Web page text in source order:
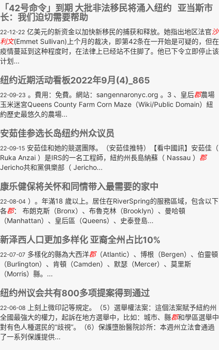
「42号命令」到期 大批非法移民将涌入纽约 亚当斯市
长：我们迫切需要帮助
22-12-22 亿美元的新资金以加快新移民的捕获和释放。她指出地区法官沙
利文(Emmet Sullivan)上个月的裁决，即第42条在一开始是可疑的，但在
疫情蔓延到这种程度时，在法律上已经站不住脚了。他已下令立即停止该
计划...
纽约近期活动看板2022年9月(4)_865
22-09-23 。費用：免費。網站：sangennaronyc.org 。3 、皇后郡農場
玉米迷宮Queens County Farm Corn Maze（Wiki/Public Domain）紐
約歷史最悠久的農場...
安茹佳参选长岛纽约州众议员
22-09-15 安茹佳和她的競選團隊。（安茹佳推特）【看中國訊】安茹佳（
Ruka Anzai ）是IRS的一名工程師，紐約州長島納蘇（ Nassau ） 郡
Jericho共和黨俱樂部（ Jericho...
康乐健保将关怀和同情带入最需要的家中
22-08-04 ）。年滿18 歲以上。居住在RiverSpring的服務區域，包含以下
各郡： 布朗克斯（Bronx）、布魯克林（Brooklyn）、曼哈頓
（Manhattan）、皇后區（Queens）、史泰登島...
新泽西人口更加多样化 亚裔全州占比10%
22-07-07 多樣化的縣為大西洋郡（Atlantic）、博根（Bergen）、伯靈頓
（Burlington）、肯頓（Camden）、默瑟（Mercer）、莫里斯
（Morris）縣。...
纽约州议会共有800多项提案得到通过
22-06-08 上刻上微印記等規定。（5）選舉權法案：這個法案賦予紐約州
全國最強大的權力，起訴在地方選舉中，比如：城市、縣郡和學區選舉中
對有色人種選民的“歧視”。（6）保護墮胎醫院診所：本週州立法會通過
了一系列保護提供...